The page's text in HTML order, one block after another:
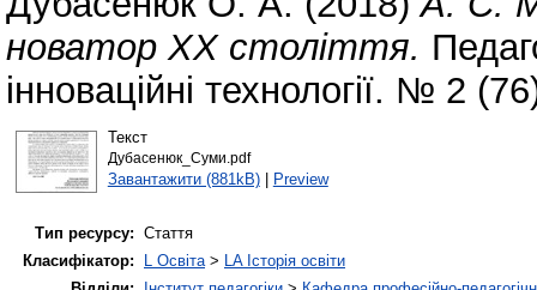
новатор ХХ століття.
інноваційні технології. № 2
Текст
Дубасенюк_Суми.pdf
Завантажити (881kB)| Preview
Тип ресурсу: Стаття
Класифікатор:
L Освіта> LA Історія освіти